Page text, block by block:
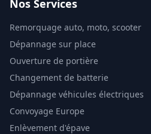
Nos Services
Remorquage auto, moto, scooter
Dépannage sur place
Ouverture de portière
Changement de batterie
Dépannage véhicules électriques
Convoyage Europe
Enlèvement d'épave